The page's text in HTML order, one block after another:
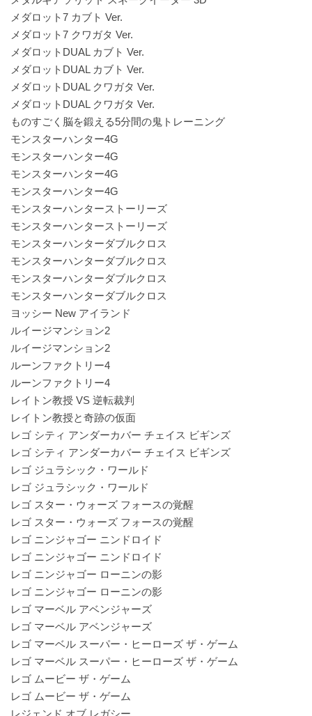
メダロット7 カブト Ver.
メダロット7 クワガタ Ver.
メダロットDUAL カブト Ver.
メダロットDUAL カブト Ver.
メダロットDUAL クワガタ Ver.
メダロットDUAL クワガタ Ver.
ものすごく脳を鍛える5分間の鬼トレーニング
モンスターハンター4G
モンスターハンター4G
モンスターハンター4G
モンスターハンター4G
モンスターハンターストーリーズ
モンスターハンターストーリーズ
モンスターハンターダブルクロス
モンスターハンターダブルクロス
モンスターハンターダブルクロス
モンスターハンターダブルクロス
ヨッシー New アイランド
ルイージマンション2
ルイージマンション2
ルーンファクトリー4
ルーンファクトリー4
レイトン教授 VS 逆転裁判
レイトン教授と奇跡の仮面
レゴ シティ アンダーカバー チェイス ビギンズ
レゴ シティ アンダーカバー チェイス ビギンズ
レゴ ジュラシック・ワールド
レゴ ジュラシック・ワールド
レゴ スター・ウォーズ フォースの覚醒
レゴ スター・ウォーズ フォースの覚醒
レゴ ニンジャゴー ニンドロイド
レゴ ニンジャゴー ニンドロイド
レゴ ニンジャゴー ローニンの影
レゴ ニンジャゴー ローニンの影
レゴ マーベル アベンジャーズ
レゴ マーベル アベンジャーズ
レゴ マーベル スーパー・ヒーローズ ザ・ゲーム
レゴ マーベル スーパー・ヒーローズ ザ・ゲーム
レゴ ムービー ザ・ゲーム
レゴ ムービー ザ・ゲーム